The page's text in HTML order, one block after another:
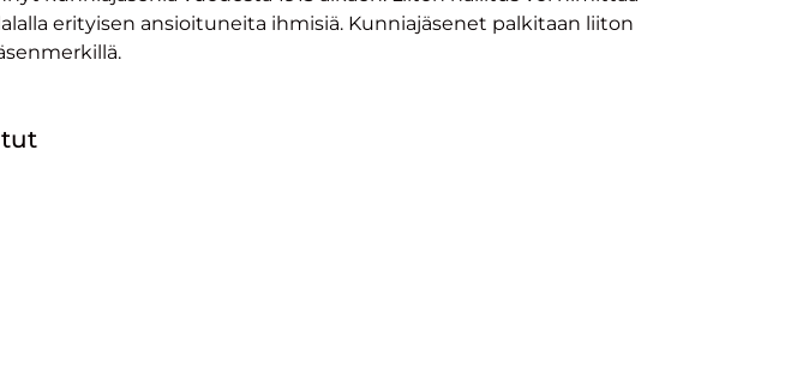
erityisen ansioituneita ihmisiä. Kunniajäsenet palkitaan liiton